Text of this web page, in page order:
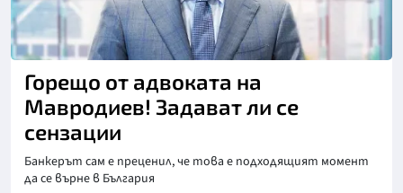
Горещо от адвоката на
Мавродиев! Задават ли се
сензации
Банкерът сам е преценил, че това е подходящият момент
да се върне в България